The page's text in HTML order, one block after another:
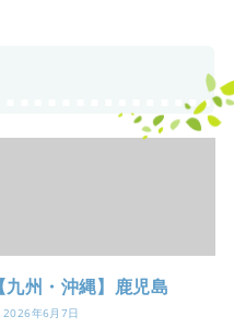
【九州・沖縄】鹿児島
2026年6月7日